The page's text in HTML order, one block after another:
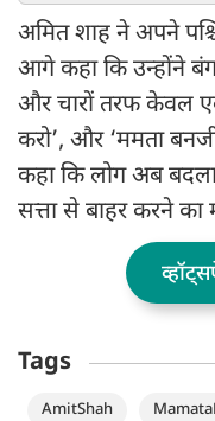
अमित शाह ने अपने
आगे कहा कि उन्होंने
और चारों तरफ केवल
करो’, और ‘ममता
कहा कि लोग अब
सत्ता से बाहर करने
Tags
AmitShah